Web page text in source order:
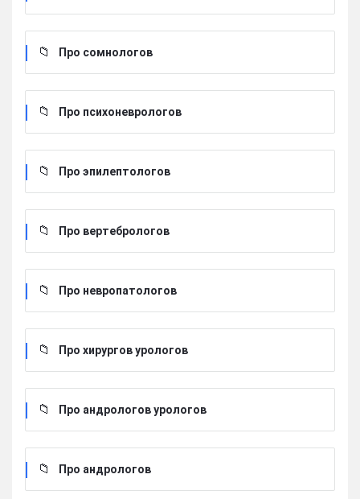
Про сомнологов
Про психоневрологов
Про эпилептологов
Про вертебрологов
Про невропатологов
Про хирургов урологов
Про андрологов урологов
Про андрологов